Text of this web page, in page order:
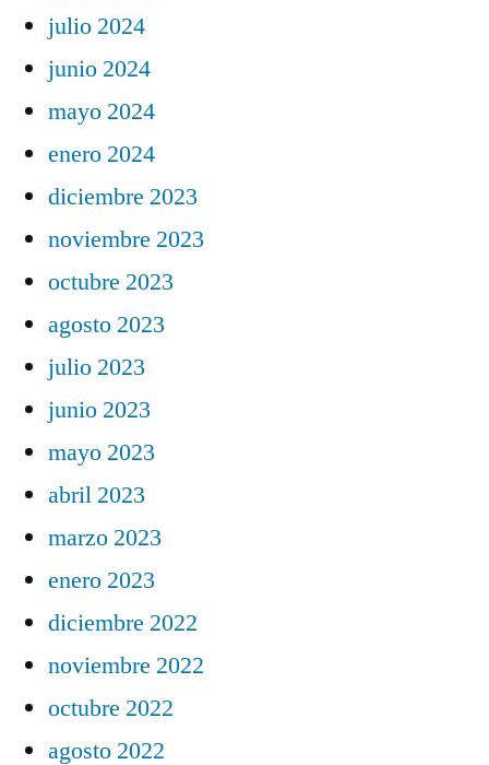
julio 2024
junio 2024
mayo 2024
enero 2024
diciembre 2023
noviembre 2023
octubre 2023
agosto 2023
julio 2023
junio 2023
mayo 2023
abril 2023
marzo 2023
enero 2023
diciembre 2022
noviembre 2022
octubre 2022
agosto 2022